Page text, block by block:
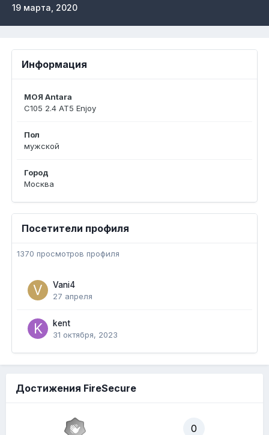
19 марта, 2020
Информация
МОЯ Antara
C105 2.4 AT5 Enjoy
Пол
мужской
Город
Москва
Посетители профиля
1370 просмотров профиля
Vani4
27 апреля
kent
31 октября, 2023
Достижения FireSecure
0